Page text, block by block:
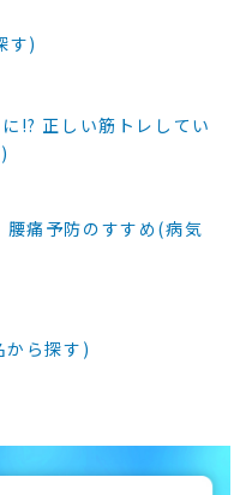
す)
!? 正しい筋トレしてい
腰痛予防のすすめ(病気
ら探す)